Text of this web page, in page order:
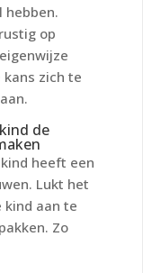
hebben.
op
zich te
de
heeft een
Lukt het
kind aan te
Zo